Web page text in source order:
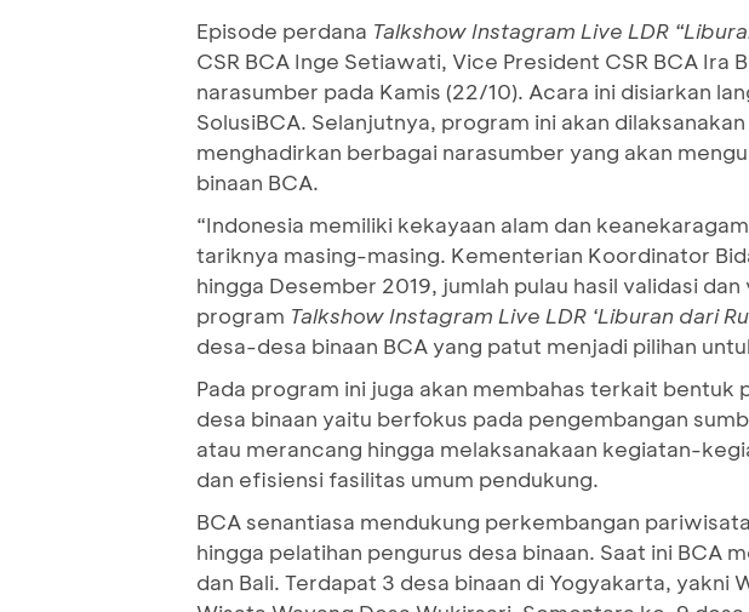
Episode perdana Talkshow Instagram Live LDR
CSR BCA Inge Setiawati, Vice President CSR BCA
narasumber pada Kamis (22/10). Acara ini disiarkan
SolusiBCA. Selanjutnya, program ini akan
menghadirkan berbagai narasumber yang akan
binaan BCA.
“Indonesia memiliki kekayaan alam dan
tariknya masing-masing. Kementerian Koordinator
hingga Desember 2019, jumlah pulau hasil validasi
program Talkshow Instagram Live LDR ‘Liburan dari
desa-desa binaan BCA yang patut menjadi pilihan
Pada program ini juga akan membahas terkait bentuk
desa binaan yaitu berfokus pada pengembangan
atau merancang hingga melaksanakaan kegiatan-
dan efisiensi fasilitas umum pendukung.
BCA senantiasa mendukung perkembangan
hingga pelatihan pengurus desa binaan. Saat ini BCA
dan Bali. Terdapat 3 desa binaan di Yogyakarta, yakni